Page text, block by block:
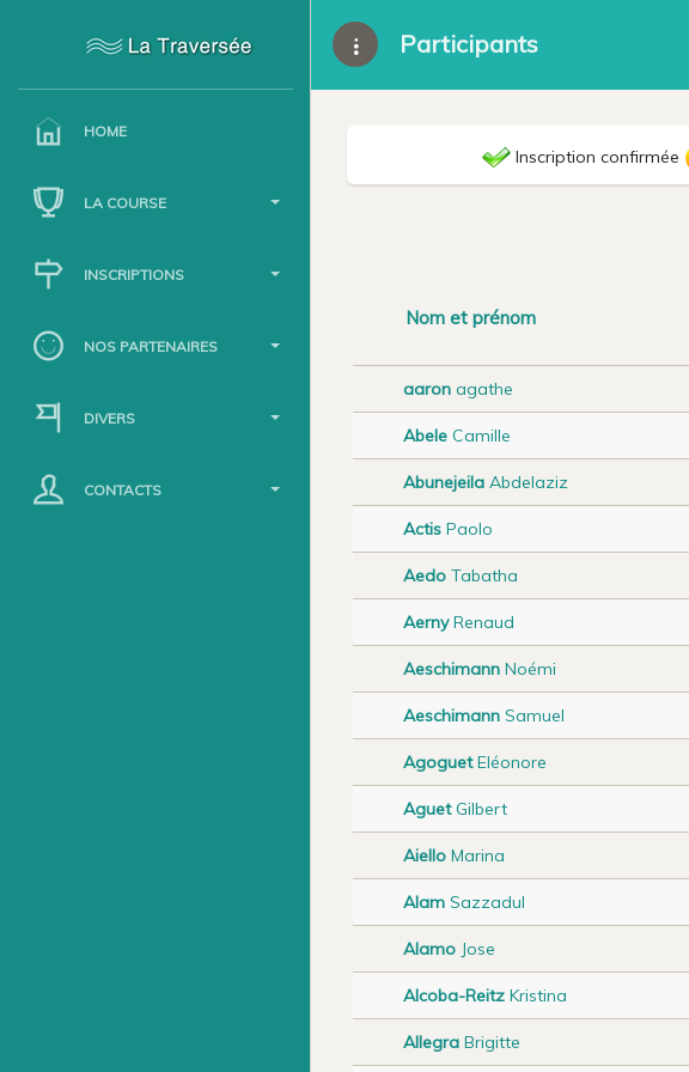
HOME
LA COURSE
INSCRIPTIONS
NOS PARTENAIRES
DIVERS
CONTACTS
Participants
Inscription confirmée
Nom et prénom
aaron agathe
Abele Camille
Abunejeila Abdelaziz
Actis Paolo
Aedo Tabatha
AernyRenaud
Aeschimann Noémi
Aeschimann Samuel
AgoguetEléonore
AguetGilbert
Aiello Marina
Alam Sazzadul
Alamo Jose
Alcoba-Reitz Kristina
Allegra Brigitte